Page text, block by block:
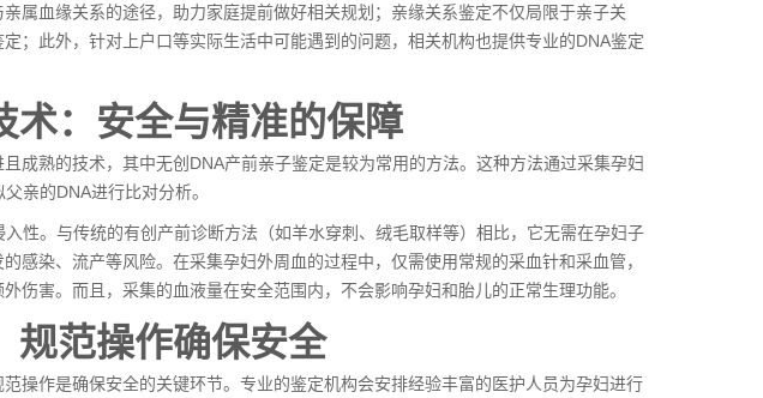
属血缘关系的途径，助力家庭提前做好相关规划；亲缘关系鉴定不仅局限于亲子关
；此外，针对上户口等实际生活中可能遇到的问题，相关机构也提供专业的DNA鉴定
术：安全与精准的保障
成熟的技术，其中无创DNA产前亲子鉴定是较为常用的方法。这种方法通过采集孕妇
亲的DNA进行比对分析。
性。与传统的有创产前诊断方法（如羊水穿刺、绒毛取样等）相比，它无需在孕妇子
感染、流产等风险。在采集孕妇外周血的过程中，仅需使用常规的采血针和采血管，
伤害。而且，采集的血液量在安全范围内，不会影响孕妇和胎儿的正常生理功能。
规范操作确保安全
操作是确保安全的关键环节。专业的鉴定机构会安排经验丰富的医护人员为孕妇进行